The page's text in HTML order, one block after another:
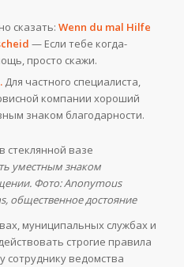
сказать: Wenn du mal Hilfe
— Если тебе когда-
просто скажи.
Для частного специалиста,
компании хороший
знаком благодарности.
уместным знаком
Фото: Anonymous
общественное достояние
муниципальных службах и
строгие правила
сотруднику ведомства